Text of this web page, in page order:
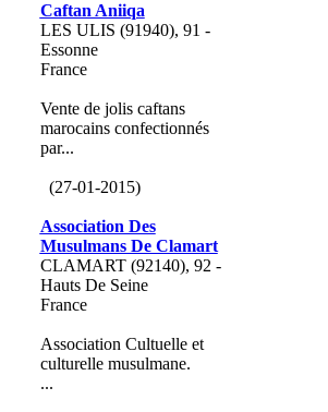
Caftan Aniiqa
LES ULIS (91940), 91 -
Essonne
France
Vente de jolis caftans
marocains confectionnés
par...
(27-01-2015)
Association Des
Musulmans De Clamart
CLAMART (92140), 92 -
Hauts De Seine
France
Association Cultuelle et
culturelle musulmane.
...